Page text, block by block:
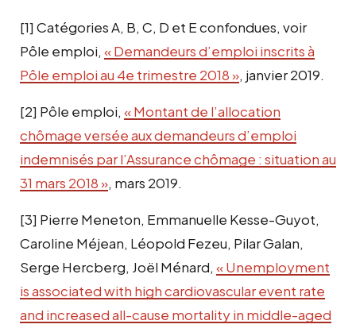
[1] Catégories A, B, C, D et E confondues, voir
Pôle emploi, « Demandeurs d’emploi inscrits à
Pôle emploi au 4e trimestre 2018 », janvier 2019.
[2] Pôle emploi, « Montant de l’allocation
chômage versée aux demandeurs d’emploi
indemnisés par l’Assurance chômage : situation au
31 mars 2018 », mars 2019.
[3] Pierre Meneton, Emmanuelle Kesse-Guyot,
Caroline Méjean, Léopold Fezeu, Pilar Galan,
Serge Hercberg, Joël Ménard, « Unemployment
is associated with high cardiovascular event rate
and increased all-cause mortality in middle-aged